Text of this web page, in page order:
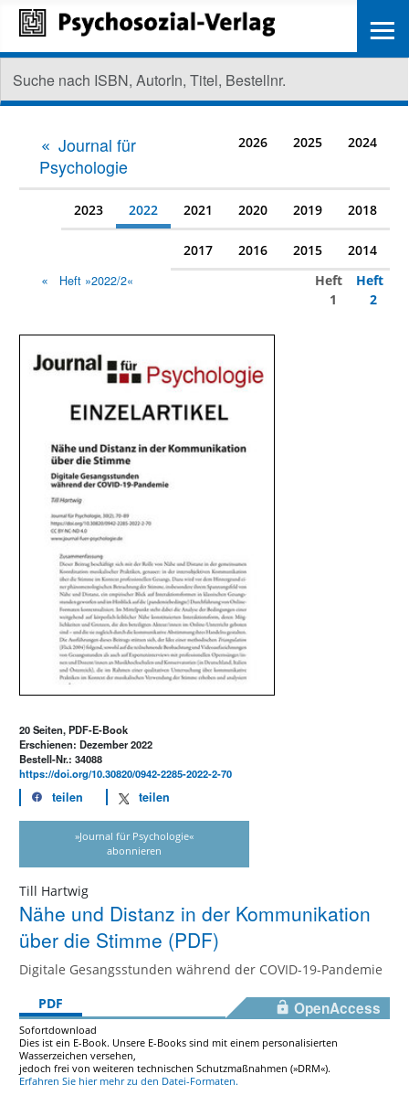
Journal für
Psychologie
2026 2025 2024
2023 2022 2021 2020 2019 2018
2017 2016 2015 2014
Heft »2022/2«
Heft
1
Heft
2
20 Seiten, PDF-E-Book
Erschienen: Dezember 2022
Bestell-Nr.: 34088
https://doi.org/10.30820/0942-2285-2022-2-70
teilen teilen
»Journal für Psychologie«
abonnieren
Till Hartwig
Nähe und Distanz in der Kommunikation
über die Stimme (PDF)
Digitale Gesangsstunden während der COVID-19-Pandemie
PDF
OpenAccess
Sofortdownload
Dies ist ein E-Book. Unsere E-Books sind mit einem personalisierten
Wasserzeichen versehen,
jedoch frei von weiteren technischen Schutzmaßnahmen (»DRM«).
Erfahren Sie hier mehr zu den Datei-Formaten.
≡